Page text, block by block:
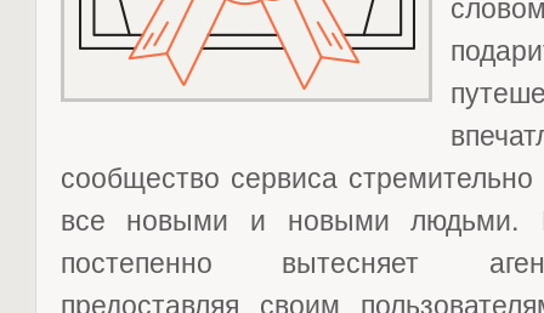
сообщество сервиса
все новыми и новыми людьми.
постепенно вытесняет
предоставляя своим